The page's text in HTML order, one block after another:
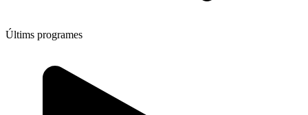
Últims programes